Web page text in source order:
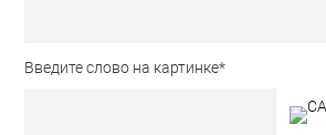
Введите слово на картинке*